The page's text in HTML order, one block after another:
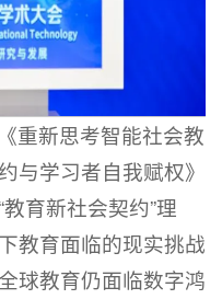
重新思考智能社会教
与学习者自我赋权》
育新社会契约”理
教育面临的现实挑战
球教育仍面临数字鸿